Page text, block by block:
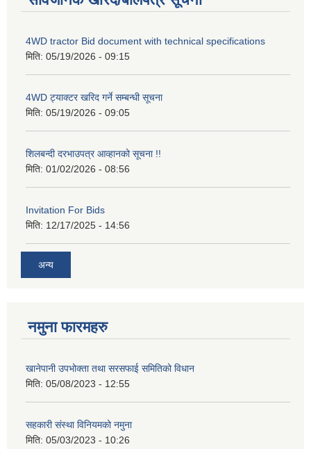
4WD tractor Bid document with technical specifications
मिति: 05/19/2026 - 09:15
4WD ट्याक्टर खरिद गर्ने सम्बन्धी सूचना
मिति: 05/19/2026 - 09:05
शिलबन्दी दरभाउपत्र आव्हानको सूचना !!
मिति: 01/02/2026 - 08:56
Invitation For Bids
मिति: 12/17/2025 - 14:56
अन्य
नमुना फारमहरु
खानेपानी उपभोक्ता तथा सरसफाई समितिको विधान
मिति: 05/08/2023 - 12:55
सहकारी संस्था विनियमको नमुना
मिति: 05/03/2023 - 10:26